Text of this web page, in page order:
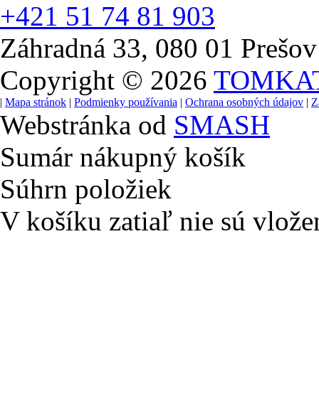
+421 51 74 81 903
Záhradná 33, 080 01 Prešov
Copyright © 2026
| Mapa stránok | Podmienky používania | Ochrana osobných údajov |
Webstránka od SMASH
Sumár nákupný košík
Súhrn položiek
V košíku zatiaľ nie sú